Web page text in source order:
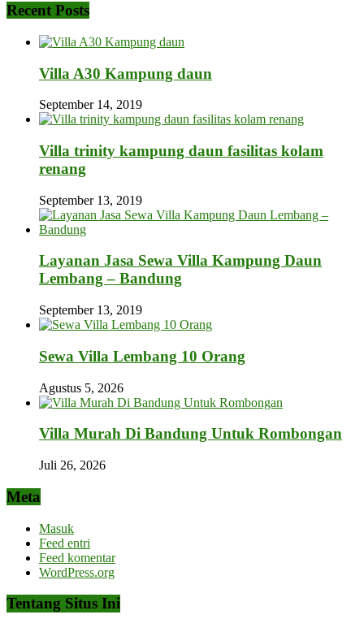
Recent Posts
Villa A30 Kampung daun
September 14, 2019
Villa trinity kampung daun fasilitas kolam
renang
September 13, 2019
Layanan Jasa Sewa Villa Kampung Daun
Lembang – Bandung
September 13, 2019
Sewa Villa Lembang 10 Orang
Agustus 5, 2026
Villa Murah Di Bandung Untuk Rombongan
Juli 26, 2026
Meta
Masuk
Feed entri
Feed komentar
WordPress.org
Tentang Situs Ini